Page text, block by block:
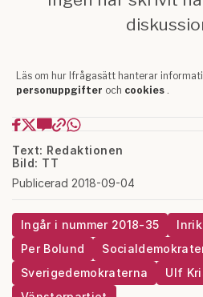
Text: Redaktionen
Bild: TT
Publicerad 2018-09-04
Ingår i nummer 2018-35
Per Bolund
Sverigedemokraterna
Ulf